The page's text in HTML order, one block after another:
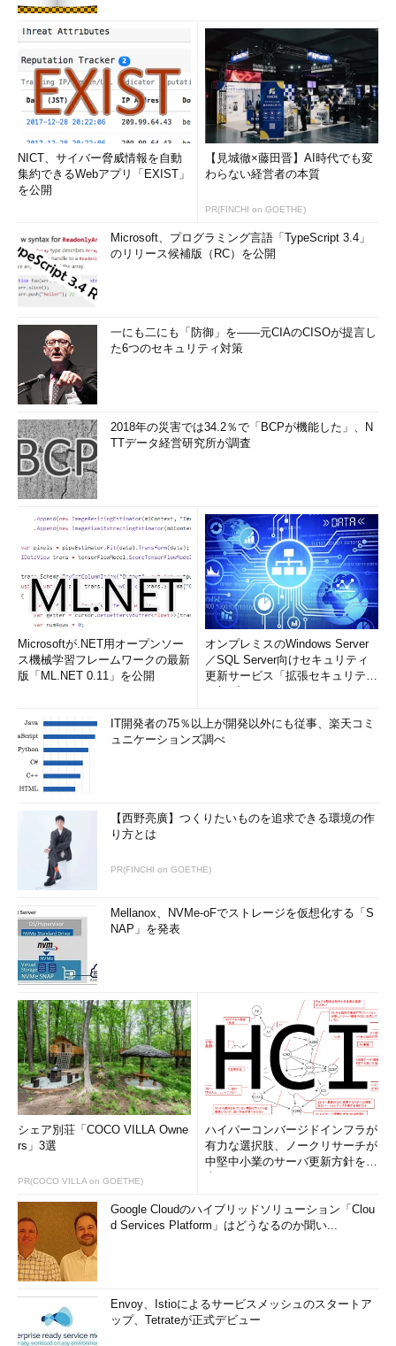
NICT、サイバー脅威情報を自動
集約できるWebアプリ「EXIST」
を公開
【見城徹×藤田晋】AI時代でも変
わらない経営者の本質
PR(FINCHI on GOETHE)
Microsoft、プログラミング言語「TypeScript 3.4」
のリリース候補版（RC）を公開
一にも二にも「防御」を――元CIAのCISOが提言し
た6つのセキュリティ対策
2018年の災害では34.2％で「BCPが機能した」、N
TTデータ経営研究所が調査
Microsoftが.NET用オープンソー
ス機械学習フレームワークの最新
版「ML.NET 0.11」を公開
オンプレミスのWindows Server
／SQL Server向けセキュリティ
更新サービス「拡張セキュリティ
IT開発者の75％以上が開発以外にも従事、楽天コミ
ュニケーションズ調べ
【西野亮廣】つくりたいものを追求できる環境の作
り方とは
PR(FINCHI on GOETHE)
Mellanox、NVMe-oFでストレージを仮想化する「S
NAP」を発表
シェア別荘「COCO VILLA Owne
rs」3選
PR(COCO VILLA on GOETHE)
ハイパーコンバージドインフラが
有力な選択肢、ノークリサーチが
中堅中小業のサーバ更新方針を調
Google Cloudのハイブリッドソリューション「Clou
d Services Platform」はどうなるのか聞い...
Envoy、Istioによるサービスメッシュのスタートア
ップ、Tetrateが正式デビュー